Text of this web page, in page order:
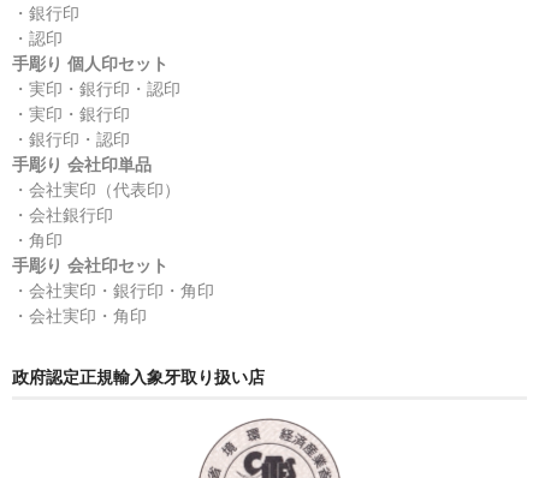
・銀行印
・認印
手彫り 個人印セット
・実印・銀行印・認印
・実印・銀行印
・銀行印・認印
手彫り 会社印単品
・会社実印（代表印）
・会社銀行印
・角印
手彫り 会社印セット
・会社実印・銀行印・角印
・会社実印・角印
政府認定正規輸入象牙取り扱い店